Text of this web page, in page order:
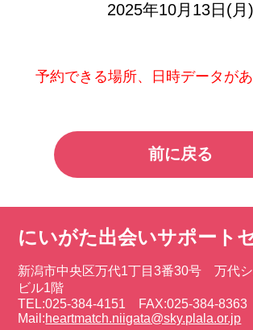
2025年10月13日(月)
予約できる場所、日時データがあ
前に戻る
にいがた出会いサポート
新潟市中央区万代1丁目3番30号 万代
ビル1階
TEL:025-384-4151 FAX:025-384-8363
Mail:heartmatch.niigata@sky.plala.or.jp